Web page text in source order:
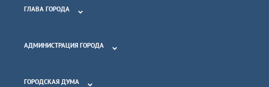
ГЛАВА ГОРОДА
АДМИНИСТРАЦИЯ ГОРОДА
ГОРОДСКАЯ ДУМА